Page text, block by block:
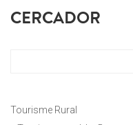
CERCADOR
Tourisme Rural